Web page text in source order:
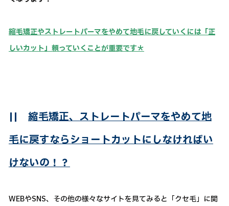
縮毛矯正やストレートパーマをやめて地毛に戻していくには「正
しいカット」頼っていくことが重要です＊
|| 縮毛矯正、ストレートパーマをやめて地
毛に戻すならショートカットにしなければい
けないの！？
WEBやSNS、その他の様々なサイトを見てみると「クセ毛」に関